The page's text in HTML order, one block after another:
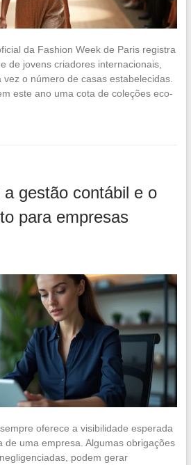
da Fashion Week de Paris registra
de jovens criadores internacionais,
o número de casas estabelecidas.
este ano uma cota de coleções eco-
gestão contábil e o
para empresas
oferece a visibilidade esperada
de uma empresa. Algumas obrigações
podem gerar